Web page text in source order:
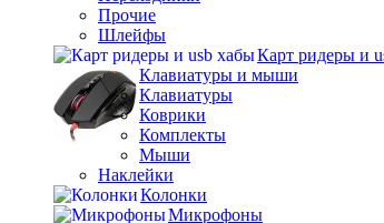
Прочие
Шлейфы
Карт ридеры и
Клавиатуры и мыши
Клавиатуры
Коврики
Комплекты
Мыши
Наклейки
Колонки
Микрофоны